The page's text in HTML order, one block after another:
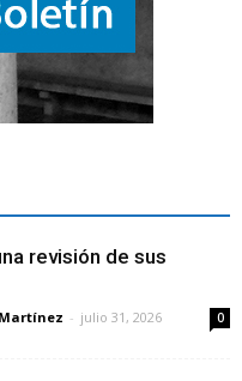
revisión de sus
- julio 31, 2026 0